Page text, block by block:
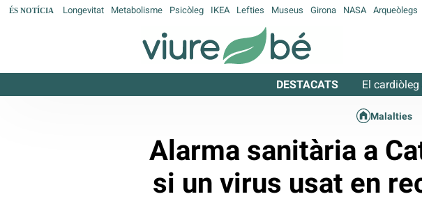
ÉS NOTÍCIA Longevitat Metabolisme Psicòleg IKEA Lefties Museus Girona NASA Arqueòlegs
DESTACATS El
Malalties
Alarma sanitària a
si un virus usat en